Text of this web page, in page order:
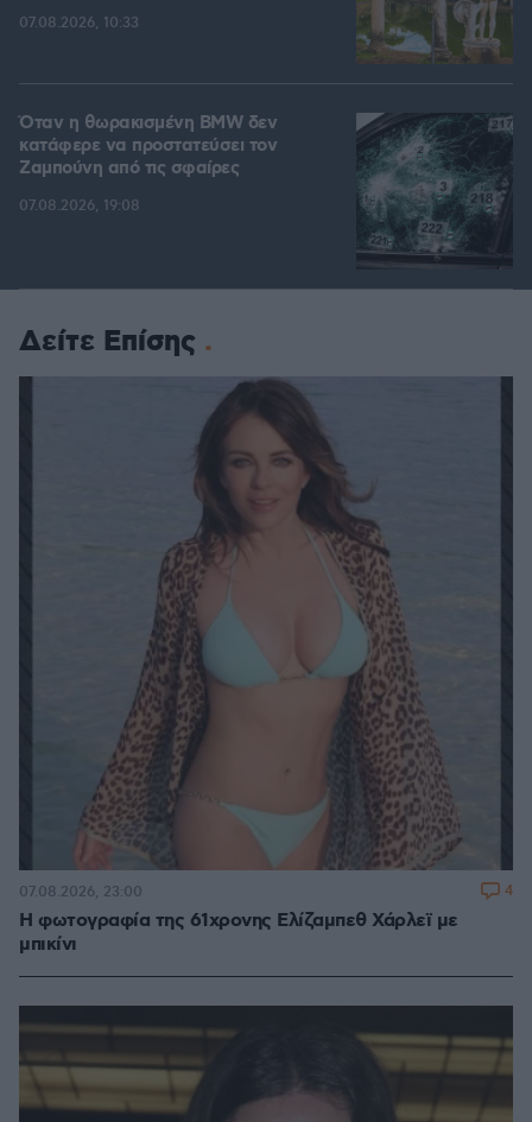
07.08.2026, 10:33
Όταν η θωρακισμένη BMW δεν
κατάφερε να προστατεύσει τον
Ζαμπούνη από τις σφαίρες
07.08.2026, 19:08
Δείτε Επίσης
Η φωτογραφία της 61χρονης Ελίζαμπεθ Χάρλεϊ με
μπικίνι
07.08.2026, 23:00 4